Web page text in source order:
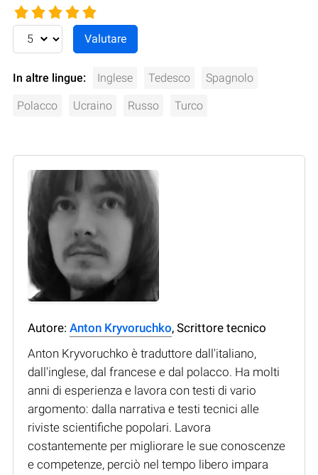
In altre lingue: Inglese Tedesco Spagnolo
Polacco Ucraino Russo Turco
Autore: Anton Kryvoruchko, Scrittore tecnico
Anton Kryvoruchko è traduttore dall'italiano,
dall'inglese, dal francese e dal polacco. Ha molti
anni di esperienza e lavora con testi di vario
argomento: dalla narrativa e testi tecnici alle
riviste scientifiche popolari. Lavora
costantemente per migliorare le sue conoscenze
e competenze, perciò nel tempo libero impara